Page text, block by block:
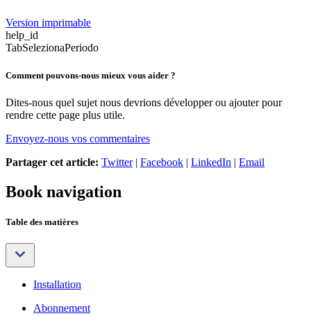
Version imprimable
help_id
TabSelezionaPeriodo
Comment pouvons-nous mieux vous aider ?
Dites-nous quel sujet nous devrions développer ou ajouter pour
rendre cette page plus utile.
Envoyez-nous vos commentaires
Partager cet article: Twitter| Facebook | LinkedIn | Email
Book navigation
Table des matières
Installation
Abonnement